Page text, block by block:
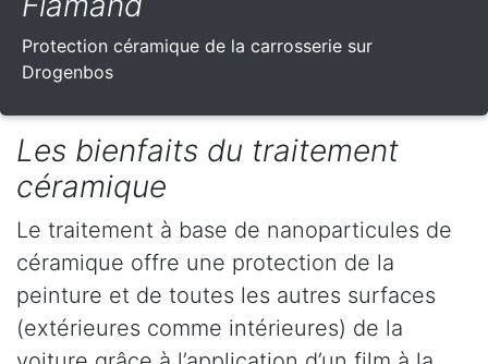
Protection céramique de la carrosserie sur
Drogenbos
Les bienfaits du traitement
céramique
Le traitement à base de nanoparticules de
céramique offre une protection de la
peinture et de toutes les autres surfaces
(extérieures comme intérieures) de la